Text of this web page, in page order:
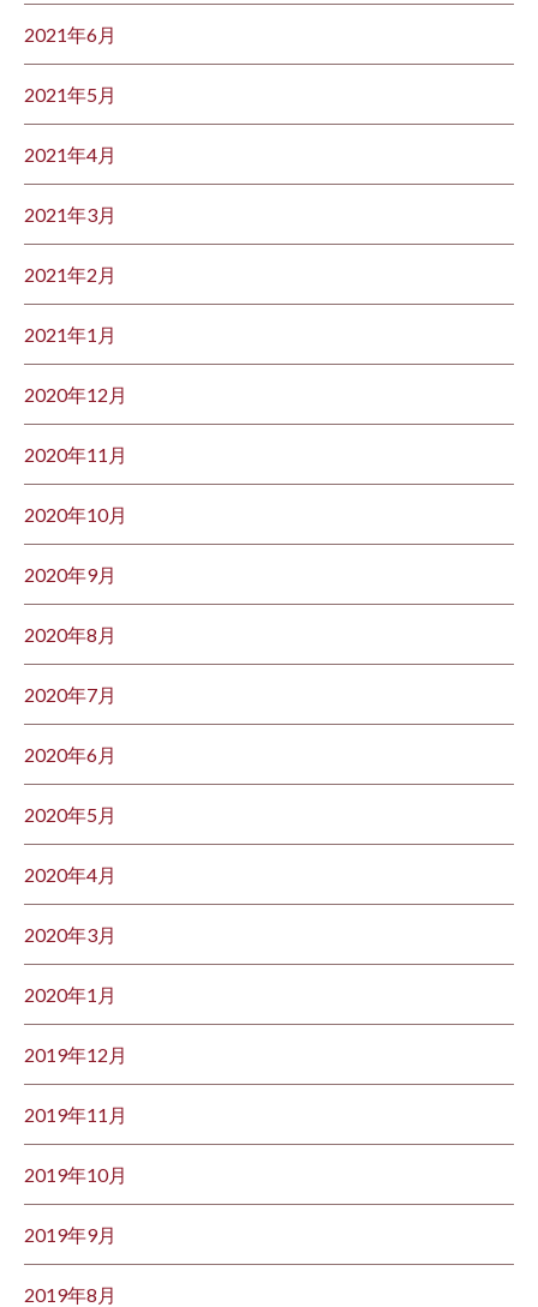
2021年6月
2021年5月
2021年4月
2021年3月
2021年2月
2021年1月
2020年12月
2020年11月
2020年10月
2020年9月
2020年8月
2020年7月
2020年6月
2020年5月
2020年4月
2020年3月
2020年1月
2019年12月
2019年11月
2019年10月
2019年9月
2019年8月